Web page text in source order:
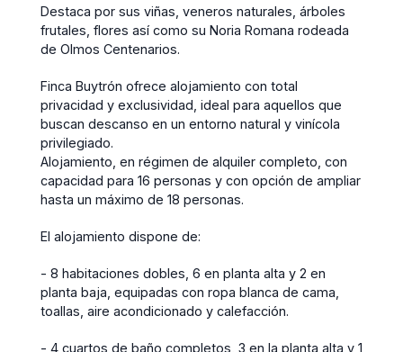
Destaca por sus viñas, veneros naturales, árboles
frutales, flores así como su Noria Romana rodeada
de Olmos Centenarios.
Finca Buytrón ofrece alojamiento con total
privacidad y exclusividad, ideal para aquellos que
buscan descanso en un entorno natural y vinícola
privilegiado.
Alojamiento, en régimen de alquiler completo, con
capacidad para 16 personas y con opción de ampliar
hasta un máximo de 18 personas.
El alojamiento dispone de:
- 8 habitaciones dobles, 6 en planta alta y 2 en
planta baja, equipadas con ropa blanca de cama,
toallas, aire acondicionado y calefacción.
- 4 cuartos de baño completos, 3 en la planta alta y 1